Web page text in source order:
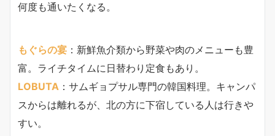
何度も通いたくなる。
もぐらの宴 ：新鮮魚介類から野菜や肉のメニューも豊
富。ライチタイムに日替わり定食もあり。
LOBUTA ：サムギョプサル専門の韓国料理。キャンパ
スからは離れるが、北の方に下宿している人は行きや
すい。